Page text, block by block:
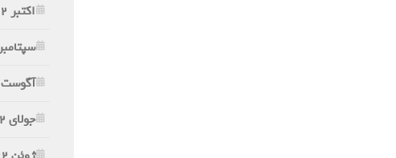
اکتبر 2022
سپتامبر 2022
آگوست 2022
جولای 2022